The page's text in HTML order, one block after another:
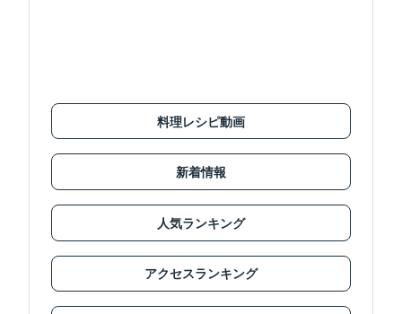
料理レシピ動画
新着情報
人気ランキング
アクセスランキング